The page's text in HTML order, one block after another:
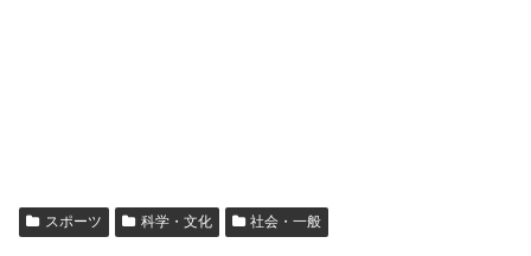
スポーツ 科学・文化 社会・一般